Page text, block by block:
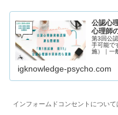
公認心
心理師
第3回公
手可能で
施）｜一
igknowledge-psycho.com
インフォームドコンセントについて